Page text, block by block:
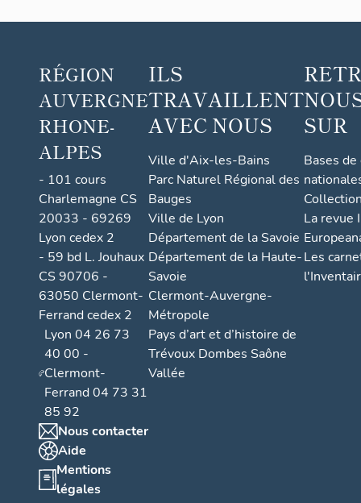
RÉGION
AUVERGNE
RHONE-
ALPES
- 101 cours
Charlemagne CS
20033 - 69269
Lyon cedex 2
- 59 bd L. Jouhaux
CS 90706 -
63050 Clermont-
Ferrand cedex 2
Lyon 04 26 73
40 00 -
Clermont-
Ferrand 04 73 31
85 92
Nous contacter
Aide
Mentions
légales
ILS
TRAVAILLENT
AVEC NOUS
Ville d'Aix-les-Bains
Parc Naturel Régional des
Bauges
Ville de Lyon
Département de la Savoie
Département de la Haute-
Savoie
Clermont-Auvergne-
Métropole
Pays d’art et d’histoire de
Trévoux Dombes Saône
Vallée
SUR
Bases
La revue
Les